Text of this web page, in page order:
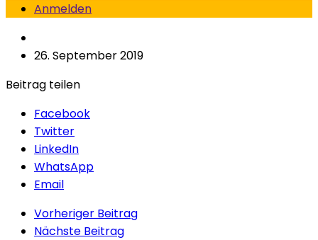
Anmelden
26. September 2019
Beitrag teilen
Facebook
Twitter
LinkedIn
WhatsApp
Email
Vorheriger Beitrag
Nächste Beitrag